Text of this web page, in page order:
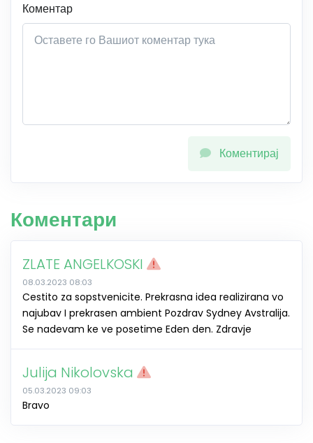
Коментар
Коментирај
Коментари
ZLATE ANGELKOSKI
08.03.2023 08:03
Cestito za sopstvenicite. Prekrasna idea realizirana vo
najubav I prekrasen ambient Pozdrav Sydney Avstralija.
Se nadevam ke ve posetime Eden den. Zdravje
Julija Nikolovska
05.03.2023 09:03
Bravo